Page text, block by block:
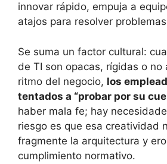
innovar rápido, empuja a
atajos para resolver
Se suma un factor cultural:
de TI son opacas, rígidas o no
ritmo del negocio, los
tentados a “probar por su
haber mala fe; hay
riesgo es que esa creatividad
fragmente la arquitectura y
cumplimiento normativo.